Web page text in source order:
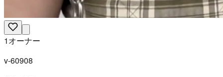
1オーナー
v-60908